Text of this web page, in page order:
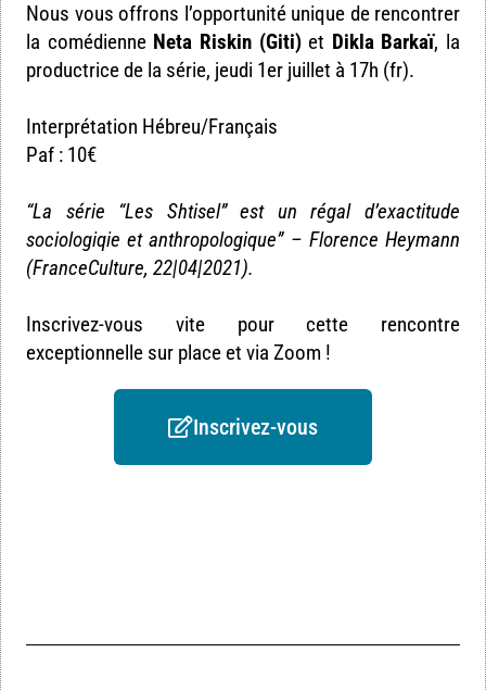
Nous vous offrons l’opportunité unique de rencontrer
la comédienne Neta Riskin (Giti)et Dikla Barkaï, la
productrice de la série, jeudi 1er juillet à 17h (fr).
Interprétation Hébreu/Français
Paf : 10€
“La série “Les Shtisel” est un régal d’exactitude
sociologiqie et anthropologique” – Florence Heymann
(FranceCulture, 22|04|2021).
Inscrivez-vous vite pour cette rencontre
exceptionnelle sur place et via Zoom !
Inscrivez-vous